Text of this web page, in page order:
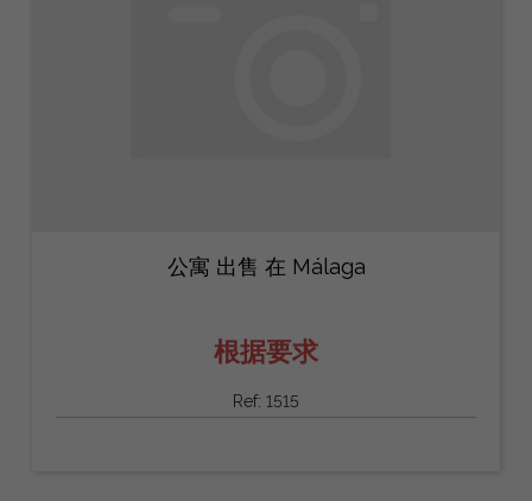
公寓 出售 在 Málaga
根据要求
Ref: 1515